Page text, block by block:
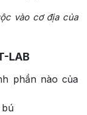
vào cơ địa của
LAB
phần nào của
bú